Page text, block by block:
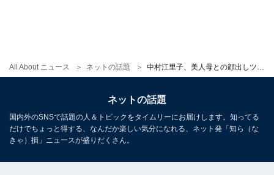
All About ニュース ネットの話題
ネットの話題
国内外のSNSで話題の人＆トピックをタイムリーにお届けします。知ってる
だけでちょっと得する、なんだか楽しい気分になれる、ネット発「知ら（な
きゃ）損」ニュースが盛りだくさん。